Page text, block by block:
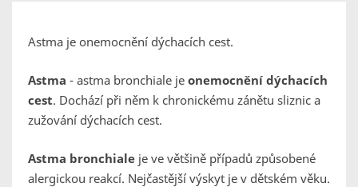
Astma je onemocnění dýchacích cest.
Astma - astma bronchiale je onemocnění dýchacích
cest. Dochází při něm k chronickému zánětu sliznic a
zužování dýchacích cest.
Astma bronchiale je ve většině případů způsobené
alergickou reakcí. Nejčastější výskyt je v dětském věku.